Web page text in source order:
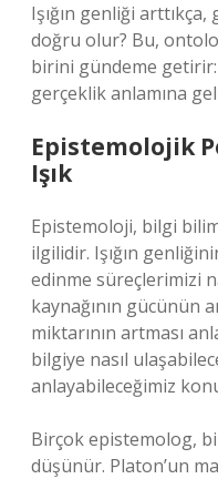
Işığın genliği
doğru olur? Bu,
birini gündeme
gerçeklik anlamına
Epistemolojik
Işık
Epistemoloji, bilgi
ilgilidir. Işığın
edinme süreçlerimizi
kaynağının gücünün
miktarının artması
bilgiye nasıl
anlayabileceğimiz
Birçok epistemolog,
düşünür. Platon’un